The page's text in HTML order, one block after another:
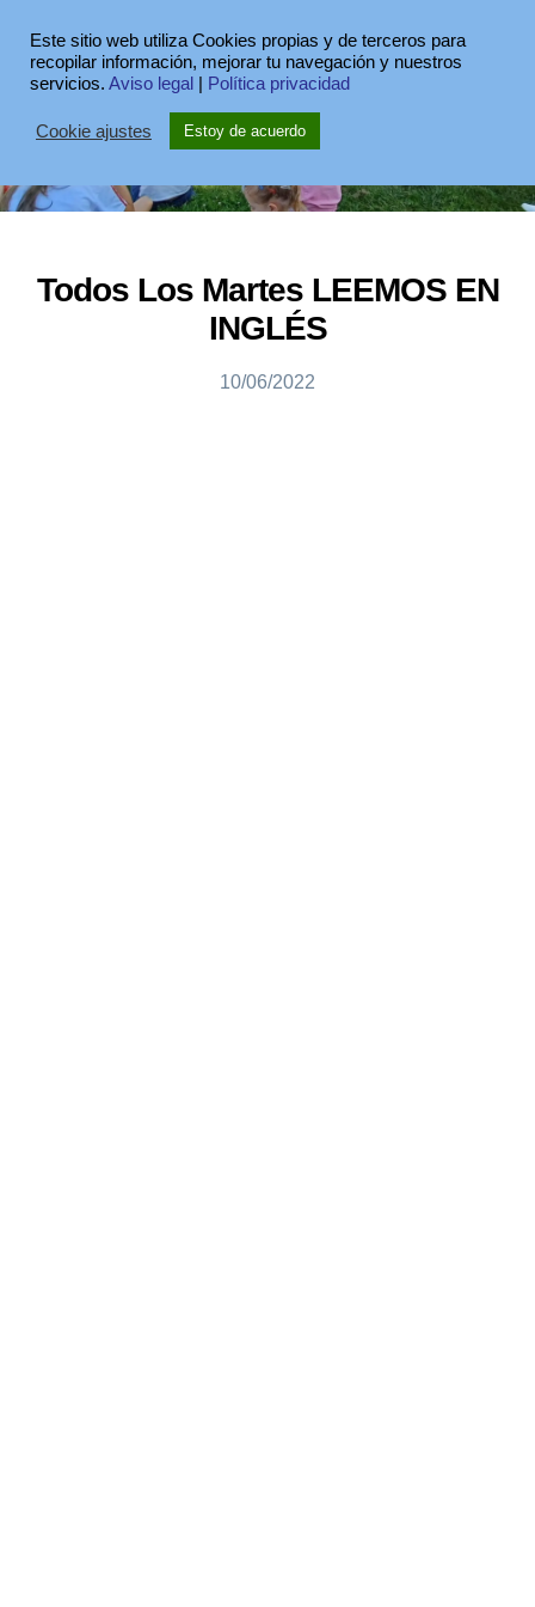
Todos Los Martes LEEMOS EN
INGLÉS
10/06/2022
Este sitio web utiliza Cookies propias y de terceros para
recopilar información, mejorar tu navegación y nuestros
servicios. Aviso legal Política privacidad
Cookie ajustes Estoy de acuerdo